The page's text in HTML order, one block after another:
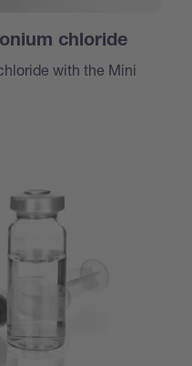
chloride
with the Mini